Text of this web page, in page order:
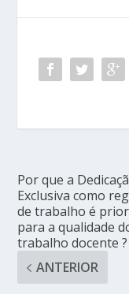
Por que a
Exclusiva como
de trabalho é
para a qualidade
trabalho docente ?
ANTERIOR